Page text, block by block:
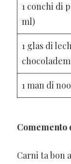
1 conchi di
ml)
1 glas di
1 man di
Comemento
Carni ta bon